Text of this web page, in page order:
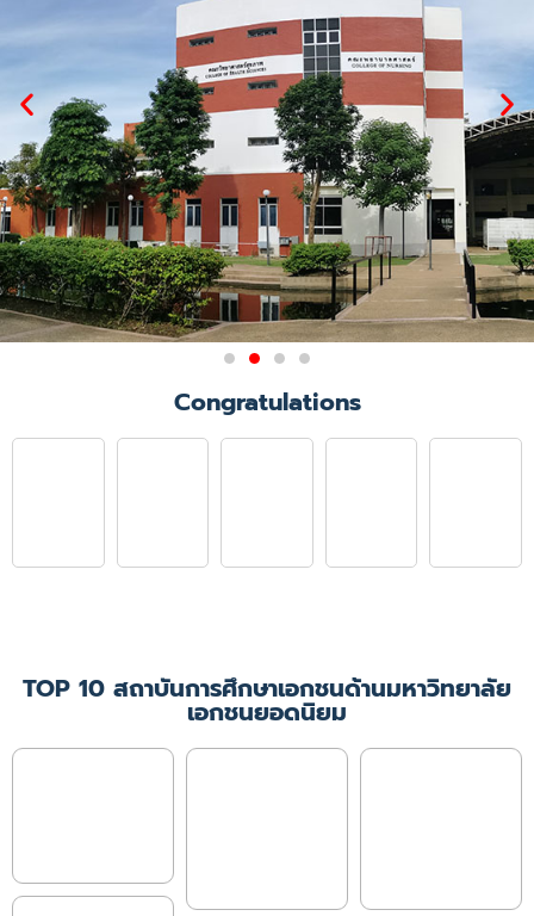
ผลการรับรองสถาบันการศึกษา
วิชาการพยาบาลและการ
ผดุงครรภ์
รับรองคณะพยาบาลศาสตร์
(ปีการศึกษา 2564 - 2567)
เพิ่มเติม
Congratulations
TOP 10 สถาบันการศึกษาเอกชนด้านมหาวิทยาลัย
เอกชนยอดนิยม